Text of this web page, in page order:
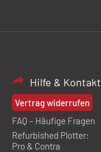
Hilfe & Kontakt
Vertrag widerrufen
FAQ – Häufige Fragen
Refurbished Plotter:
Pro & Contra